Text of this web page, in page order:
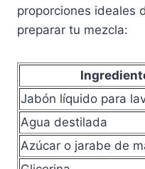
proporciones ideales
preparar tu mezcla:
Jabón líquido para
Agua destilada
Azúcar o jarabe de